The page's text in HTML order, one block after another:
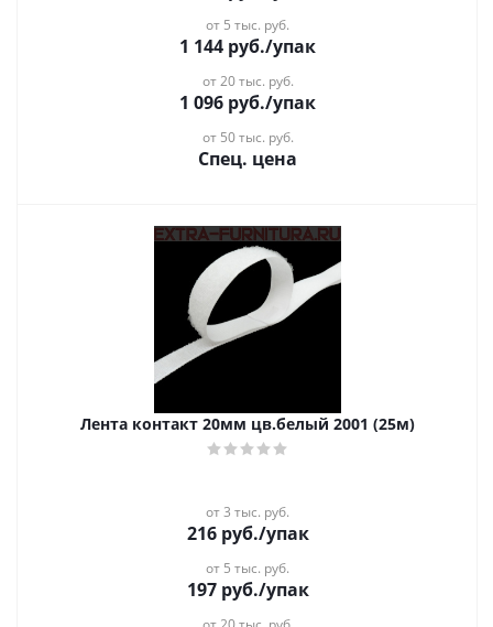
от 5 тыс. руб.
1 144 руб./упак
от 20 тыс. руб.
1 096 руб./упак
от 50 тыс. руб.
Спец. цена
Лента контакт 20мм цв.белый 2001 (25м)
от 3 тыс. руб.
216руб./упак
от 5 тыс. руб.
197руб./упак